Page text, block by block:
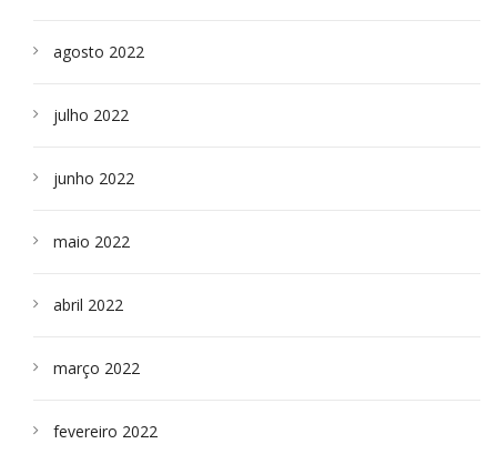
agosto 2022
julho 2022
junho 2022
maio 2022
abril 2022
março 2022
fevereiro 2022